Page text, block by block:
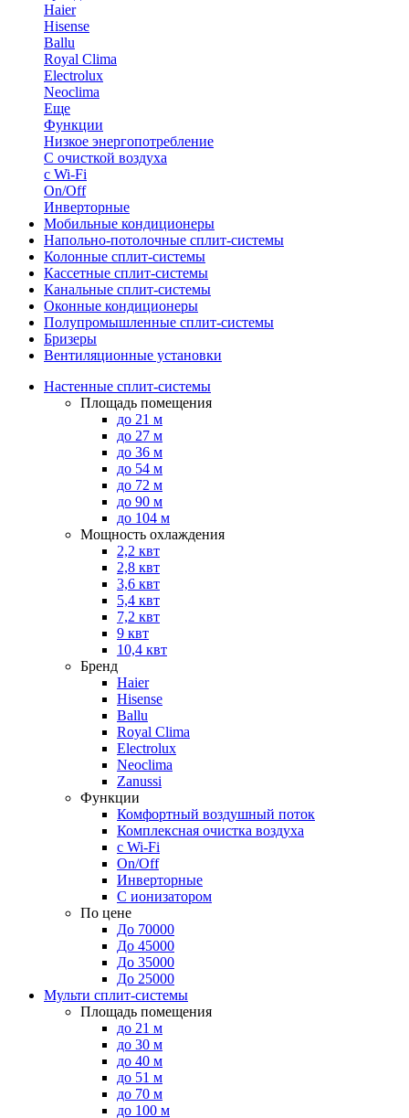
Haier
Hisense
Ballu
Royal Clima
Electrolux
Neoclima
Еще
Функции
Низкое энергопотребление
С очисткой воздуха
с Wi-Fi
On/Off
Инверторные
Мобильные кондиционеры
Напольно-потолоч​ные ​сплит-системы
Колонные ​​сплит-системы
Кассетные сплит-системы
Канальные сплит-системы
Оконные кондиционеры
Полупромышленные сплит-системы
Бризеры
Вентиляционные установки
Настенные сплит-системы
Площадь помещения
до 21 м
до 27 м
до 36 м
до 54 м
до 72 м
до 90 м
до 104 м
Мощность охлаждения
2,2 квт
2,8 квт
3,6 квт
5,4 квт
7,2 квт
9 квт
10,4 квт
Бренд
Haier
Hisense
Ballu
Royal Clima
Electrolux
Neoclima
Zanussi
Функции
Комфортный воздушный поток
Комплексная очистка воздуха
с Wi-Fi
On/Off
Инверторные
С ионизатором
По цене
До 70000
До 45000
До 35000
До 25000
Мульти сплит-системы
Площадь помещения
до 21 м
до 30 м
до 40 м
до 51 м
до 70 м
до 100 м